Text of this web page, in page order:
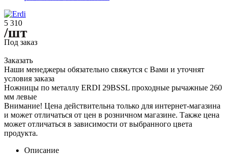
5 310
/шт
Под заказ
Заказать
Наши менеджеры обязательно свяжутся с Вами и уточнят
условия заказа
Ножницы по металлу ERDI 29BSSL проходные рычажные 260
мм левые
Внимание! Цена действительна только для интернет-магазина
и может отличаться от цен в розничном магазине. Также цена
может отличаться в зависимости от выбранного цвета
продукта.
Описание